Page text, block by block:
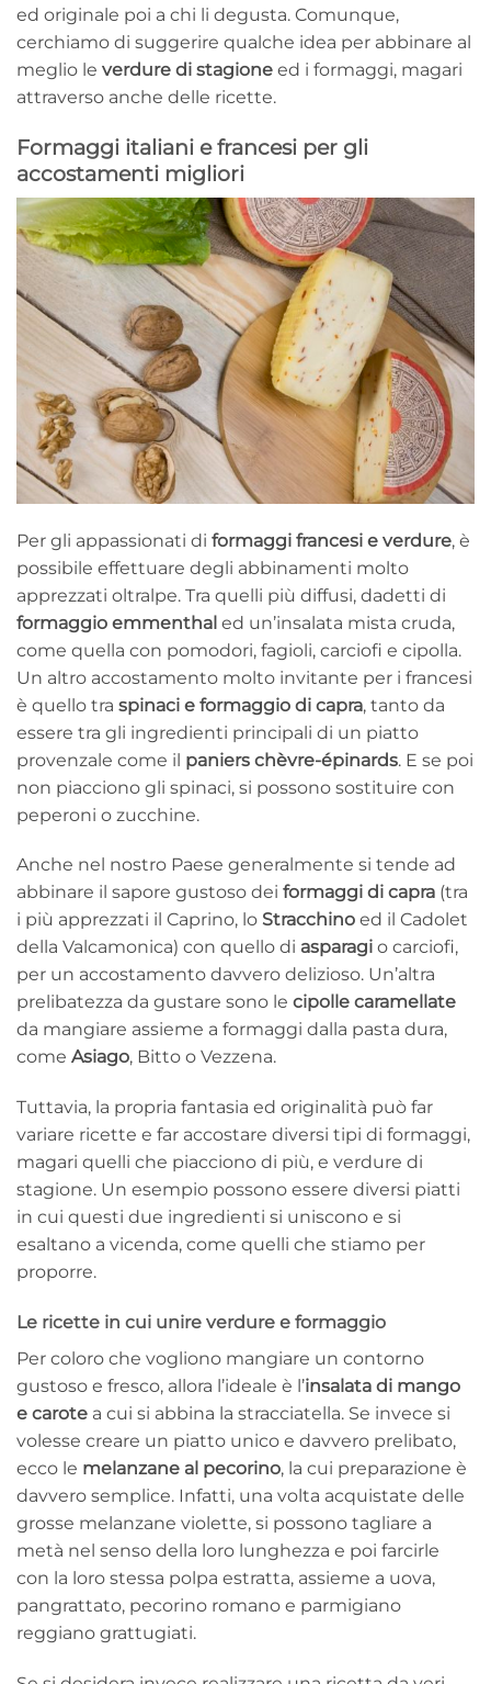
ed originale poi a chi li degusta. Comunque,
cerchiamo di suggerire qualche idea per abbinare al
meglio le verdure di stagione ed i formaggi, magari
attraverso anche delle ricette.
Formaggi italiani e francesi per gli
accostamenti migliori
Per gli appassionati di formaggi francesi e verdure, è
possibile effettuare degli abbinamenti molto
apprezzati oltralpe. Tra quelli più diffusi, dadetti di
formaggio emmenthal ed un’insalata mista cruda,
come quella con pomodori, fagioli, carciofi e cipolla.
Un altro accostamento molto invitante per i francesi
è quello tra spinaci e formaggio di capra, tanto da
essere tra gli ingredienti principali di un piatto
provenzale come il paniers chèvre-épinards. E se poi
non piacciono gli spinaci, si possono sostituire con
peperoni o zucchine.
Anche nel nostro Paese generalmente si tende ad
abbinare il sapore gustoso dei formaggi di capra (tra
i più apprezzati il Caprino, lo Stracchino ed il Cadolet
della Valcamonica) con quello di asparagi o carciofi,
per un accostamento davvero delizioso. Un’altra
prelibatezza da gustare sono le cipolle caramellate
da mangiare assieme a formaggi dalla pasta dura,
come Asiago, Bitto o Vezzena.
Tuttavia, la propria fantasia ed originalità può far
variare ricette e far accostare diversi tipi di formaggi,
magari quelli che piacciono di più, e verdure di
stagione. Un esempio possono essere diversi piatti
in cui questi due ingredienti si uniscono e si
esaltano a vicenda, come quelli che stiamo per
proporre.
Le ricette in cui unire verdure e formaggio
Per coloro che vogliono mangiare un contorno
gustoso e fresco, allora l’ideale è l’insalata di mango
e carote a cui si abbina la stracciatella. Se invece si
volesse creare un piatto unico e davvero prelibato,
ecco le melanzane al pecorino, la cui preparazione è
davvero semplice. Infatti, una volta acquistate delle
grosse melanzane violette, si possono tagliare a
metà nel senso della loro lunghezza e poi farcirle
con la loro stessa polpa estratta, assieme a uova,
pangrattato, pecorino romano e parmigiano
reggiano grattugiati.